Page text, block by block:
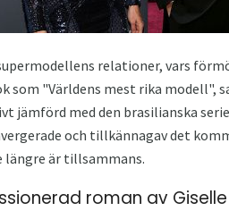
relationer, vars
som "Världens mest rika modell",
jämförd med den brasilianska
och tillkännagav det
längre är tillsammans.
roman av